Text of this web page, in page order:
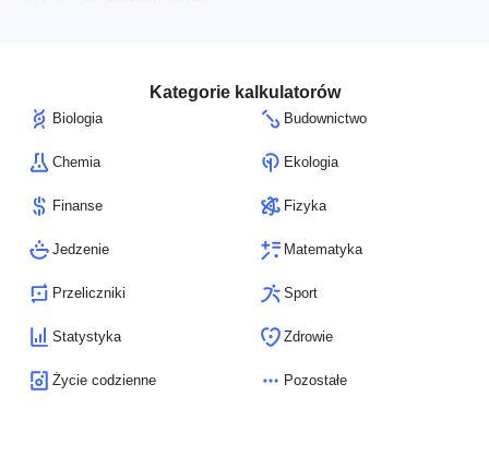
Kategorie kalkulatorów
Biologia Budownictwo
Chemia Ekologia
Finanse Fizyka
Jedzenie Matematyka
Przeliczniki Sport
Statystyka Zdrowie
Życie codzienne Pozostałe